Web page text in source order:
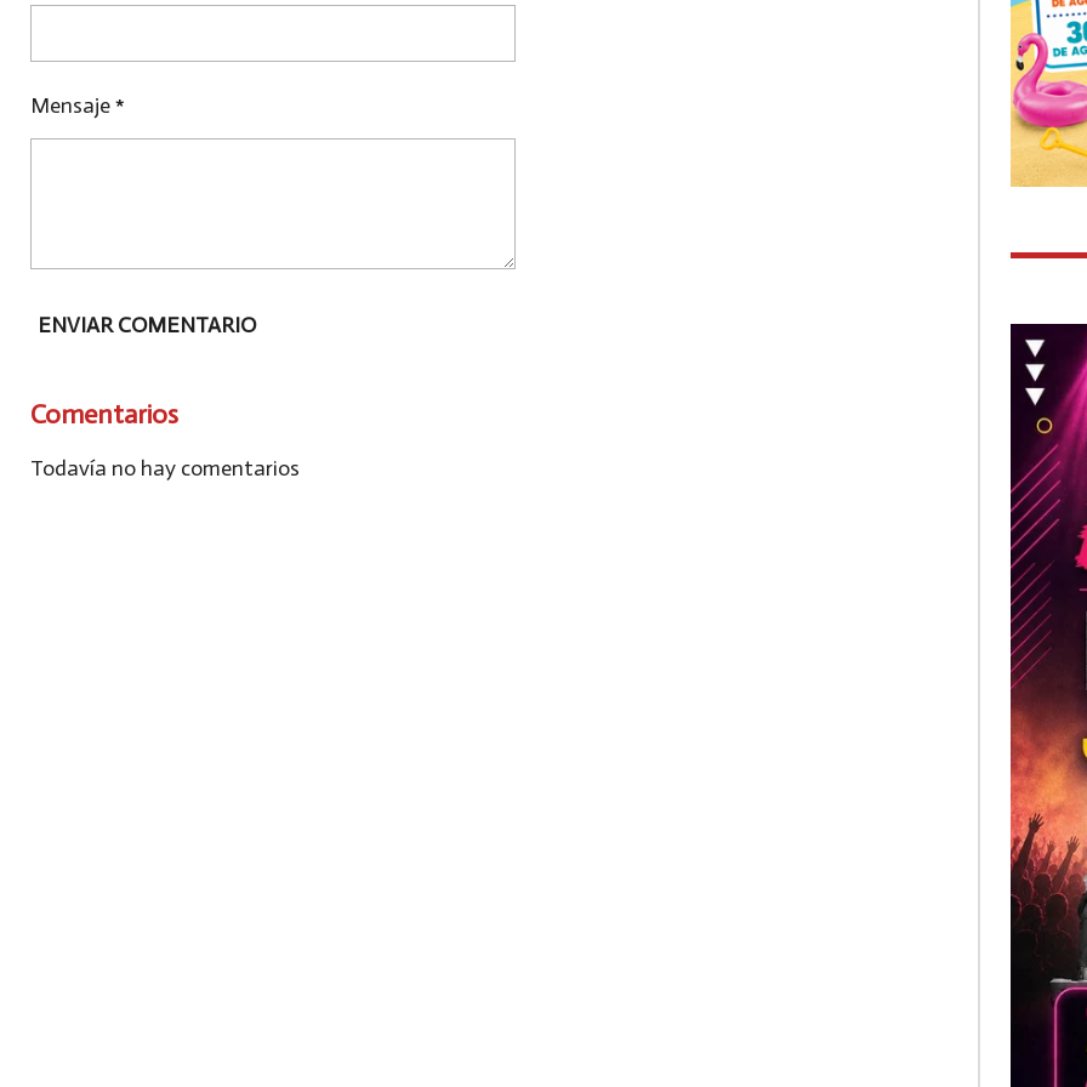
Mensaje *
ENVIAR COMENTARIO
Comentarios
Todavía no hay comentarios